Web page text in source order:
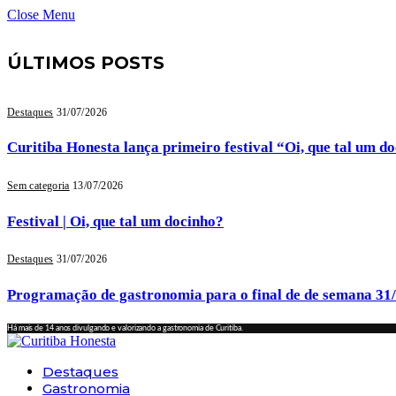
Close Menu
ÚLTIMOS POSTS
Destaques 31/07/2026
Curitiba Honesta lança primeiro festival “Oi, que tal um
Sem categoria 13/07/2026
Festival | Oi, que tal um docinho?
Destaques 31/07/2026
Programação de gastronomia para o final de de semana
Há mais de 14 anos divulgando e valorizando a gastronomia de Curitiba.
Destaques
Gastronomia